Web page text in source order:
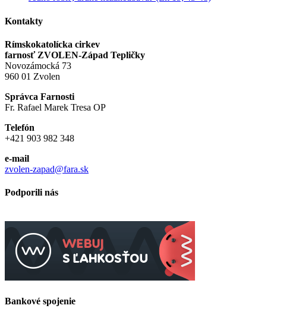
Kontakty
Rímskokatolícka cirkev
farnosť ZVOLEN-Západ Tepličky
Novozámocká 73
960 01 Zvolen
Správca Farnosti
Fr. Rafael Marek Tresa OP
Telefón
+421 903 982 348
e-mail
zvolen-zapad@fara.sk
Podporili nás
Bankové spojenie